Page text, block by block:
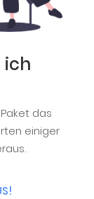
ich
das
einiger